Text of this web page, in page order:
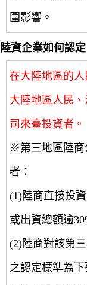
圍影響。
陸資企業如何認定
在大陸地區的人
大陸地區人民
司來臺投資者。
※第三地區陸商
者：
(1)陸商直接投
或出資總額逾
(2)陸商對該第
之認定標準為下